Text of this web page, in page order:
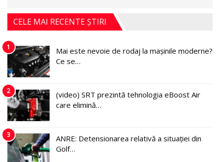
CELE MAI RECENTE ȘTIRI
1
Mai este nevoie de rodaj la mașinile moderne?
Ce se…
2
(video) SRT prezintă tehnologia eBoost Air
care elimină…
3
ANRE: Detensionarea relativă a situației din
Golf…